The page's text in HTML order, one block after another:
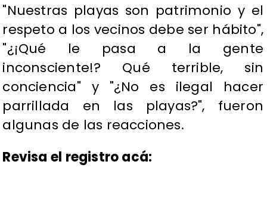
"Nuestras playas son patrimonio y el
respeto a los vecinos debe ser hábito",
"¿¡Qué le pasa a la gente
inconsciente!? Qué terrible, sin
conciencia" y "¿No es ilegal hacer
parrillada en las playas?", fueron
algunas de las reacciones.
Revisa el registro acá: